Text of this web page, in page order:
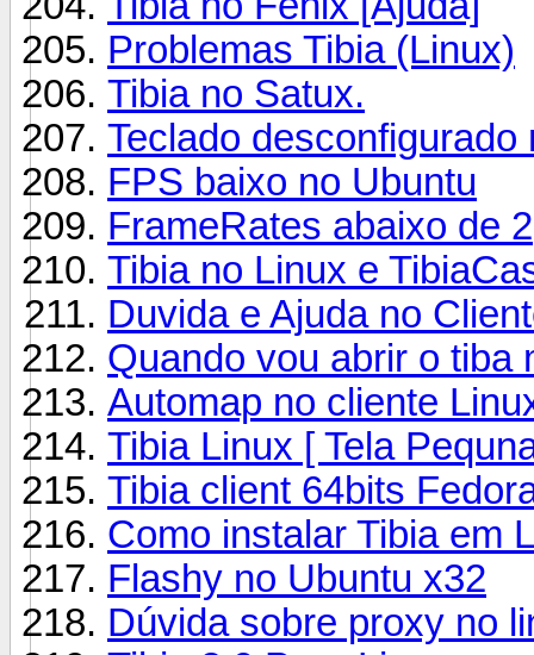
Problemas Tibia (Linux)
Tibia no Satux.
Teclado desconfigurado
FPS baixo no Ubuntu
FrameRates abaixo de 2
Tibia no Linux e
Duvida e Ajuda no
Quando vou abrir o tiba
Automap no cliente
Tibia Linux [ Tela
Tibia client 64bits
Como instalar Tibia em
Flashy no Ubuntu x32
Dúvida sobre proxy no